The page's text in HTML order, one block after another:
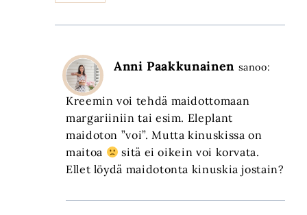
Anni Paakkunainen sanoo:
Kreemin voi tehdä maidottomaan
margariiniin tai esim. Eleplant
maidoton ”voi”. Mutta kinuskissa on
maitoa
sitä ei oikein voi korvata.
Ellet löydä maidotonta kinuskia jostain?